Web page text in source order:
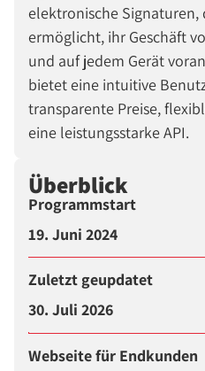
elektronische Signaturen,
ermöglicht, ihr Geschäft
und auf jedem Gerät
bietet eine intuitive
transparente Preise,
eine leistungsstarke API.
Überblick
Programmstart
19. Juni 2024
Zuletzt geupdatet
30. Juli 2026
Webseite für Endkunden